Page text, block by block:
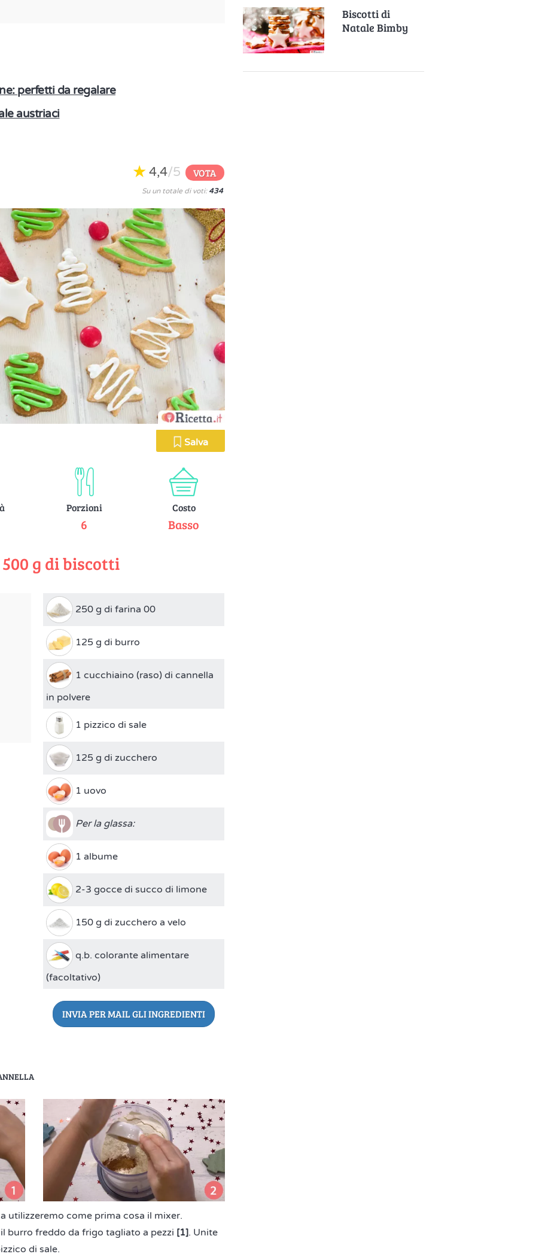
perfetti da regalare
austriaci
4,4/5 VOTA
Su un totale di voti: 434
Salva
Porzioni
6
Costo
Basso
g di biscotti
250 g di farina 00
125 g di burro
1 cucchiaino (raso) di cannella
in polvere
1 pizzico di sale
125 g di zucchero
1 uovo
Per la glassa:
1 albume
2-3 gocce di succo di limone
150 g di zucchero a velo
q.b. colorante alimentare
(facoltativo)
INVIA PER MAIL GLI INGREDIENTI
utilizzeremo come prima cosa il mixer.
burro freddo da frigo tagliato a pezzi [1]. Unite
di sale.
Biscotti di
Natale Bimby